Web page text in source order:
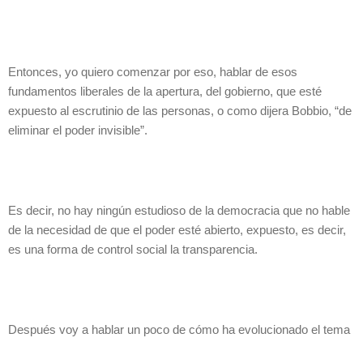
Entonces, yo quiero comenzar por eso, hablar de esos
fundamentos liberales de la apertura, del gobierno, que esté
expuesto al escrutinio de las personas, o como dijera Bobbio, “de
eliminar el poder invisible”.
Es decir, no hay ningún estudioso de la democracia que no hable
de la necesidad de que el poder esté abierto, expuesto, es decir,
es una forma de control social la transparencia.
Después voy a hablar un poco de cómo ha evolucionado el tema